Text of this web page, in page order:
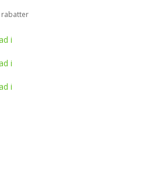
rabatter
i
i
i